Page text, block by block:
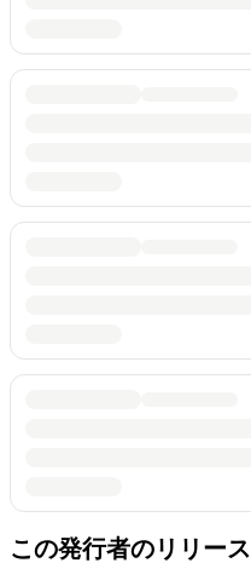
この発行者のリリース